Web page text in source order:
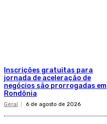
Inscrições gratuitas para
jornada de aceleração de
negócios são prorrogadas em
Rondônia
Geral 6 de agosto de 2026